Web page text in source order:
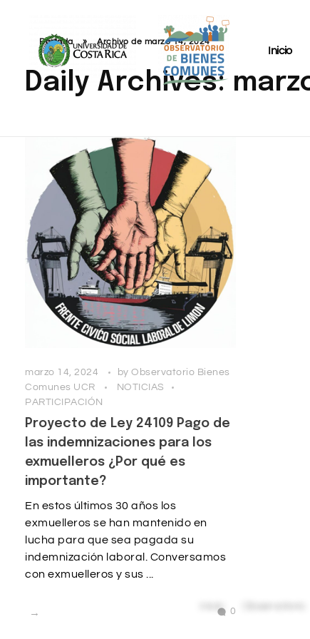
Inicio
Portada » Archivo de marzo 14, 2024
Daily Archives:
marzo 14, 2024 by Observatorio Bienes
Comunes UCR
NOTICIAS
PARTICIPACIÓN
Proyecto de Ley 24109 Pago de
las indemnizaciones para los
exmuelleros ¿Por qué es
importante?
En estos últimos 30 años los
exmuelleros se han mantenido en
lucha para que sea pagada su
indemnización laboral. Conversamos
con exmuelleros y sus ...
0